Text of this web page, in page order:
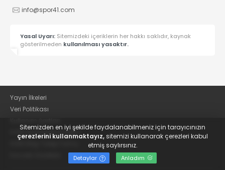
info@spor41.com
Yasal Uyarı: Sitemizdeki içeriklerin her hakkı saklıdır, kaynak
gösterilmeden kullanılması yasaktır.
Yayın İlkeleri
Veri Politikası
KVKK Aydınlatma Metni
Sitemizden en iyi şekilde faydalanabilmeniz için tarayıcınızın
çerezlerini kullanmaktayız,sitemizi kullanarak çerezleri kabul
etmiş saylırsınız.
Detaylar Anladım